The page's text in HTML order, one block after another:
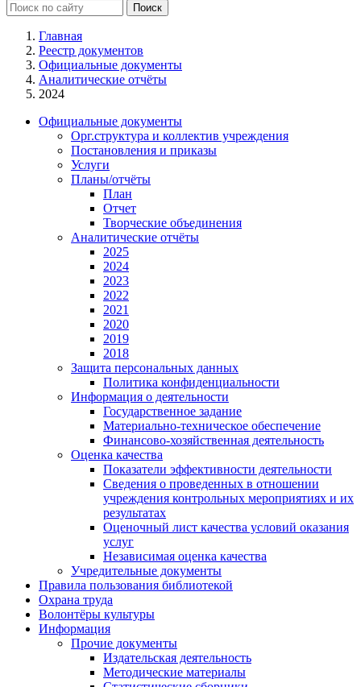
Главная
Реестр документов
Официальные документы
Аналитические отчёты
2024
Официальные документы
Орг.структура и коллектив учреждения
Постановления и приказы
Услуги
Планы/отчёты
План
Отчет
Творческие объединения
Аналитические отчёты
2025
2024
2023
2022
2021
2020
2019
2018
Защита персональных данных
Политика конфиденциальности
Информация о деятельности
Государственное задание
Материально-техническое обеспечение
Финансово-хозяйственная деятельность
Оценка качества
Показатели эффективности деятельности
Сведения о проведенных в отношении
учреждения контрольных мероприятиях и их
результатах
Оценочный лист качества условий оказания
услуг
Независимая оценка качества
Учредительные документы
Правила пользования библиотекой
Охрана труда
Волонтёры культуры
Информация
Прочие документы
Издательская деятельность
Методические материалы